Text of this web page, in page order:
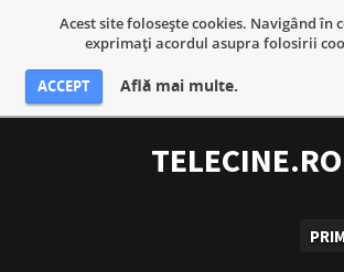
Acest site foloseşte cookies. Navigând în
exprimaţi acordul asupra folosirii
ACCEPT Află mai multe.
conținut
TELECINE.RO